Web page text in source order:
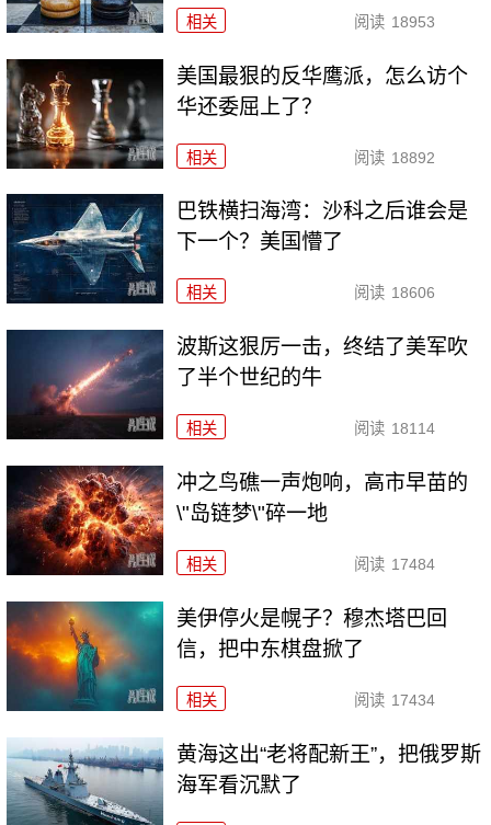
相关 阅读 18953
美国最狠的反华鹰派，怎么访个
华还委屈上了？
相关 阅读 18892
巴铁横扫海湾：沙科之后谁会是
下一个？美国懵了
相关 阅读 18606
波斯这狠厉一击，终结了美军吹
了半个世纪的牛
相关 阅读 18114
冲之鸟礁一声炮响，高市早苗的
\"岛链梦\"碎一地
相关 阅读 17484
美伊停火是幌子？穆杰塔巴回
信，把中东棋盘掀了
相关 阅读 17434
黄海这出“老将配新王”，把俄罗斯
海军看沉默了